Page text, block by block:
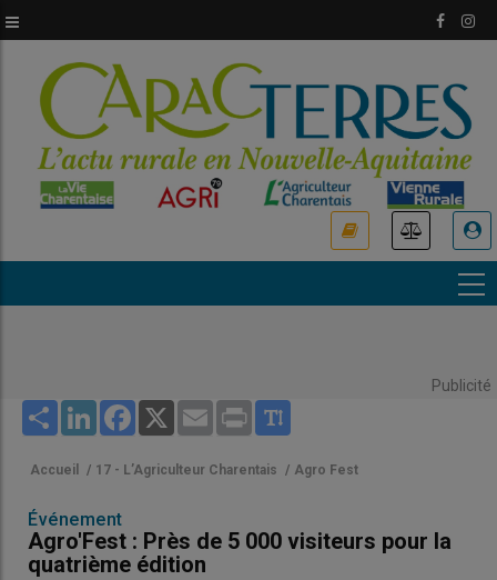
au
principal
Publicité
Share LinkedInFacebook
X Email Print
Accueil / 17 - L’Agriculteur Charentais / Agro Fest
Événement
Agro'Fest : Près de 5 000 visiteurs pour la
quatrième édition